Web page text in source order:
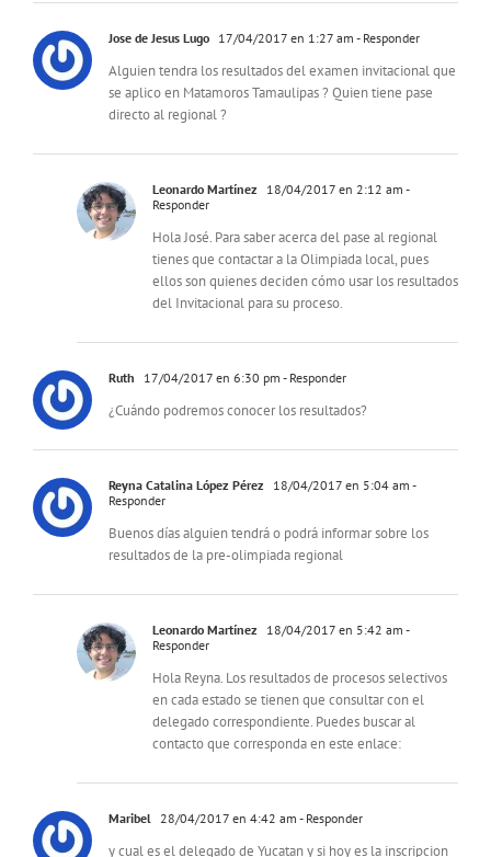
Jose de Jesus Lugo 17/04/2017 en 1:27 am - Responder
Alguien tendra los resultados del examen invitacional que
se aplico en Matamoros Tamaulipas ? Quien tiene pase
directo al regional ?
Leonardo Martínez 18/04/2017 en 2:12 am -
Responder
Hola José. Para saber acerca del pase al regional
tienes que contactar a la Olimpiada local, pues
ellos son quienes deciden cómo usar los resultados
del Invitacional para su proceso.
Ruth 17/04/2017 en 6:30 pm - Responder
¿Cuándo podremos conocer los resultados?
Reyna Catalina López Pérez 18/04/2017 en 5:04 am -
Responder
Buenos días alguien tendrá o podrá informar sobre los
resultados de la pre-olimpiada regional
Leonardo Martínez 18/04/2017 en 5:42 am -
Responder
Hola Reyna. Los resultados de procesos selectivos
en cada estado se tienen que consultar con el
delegado correspondiente. Puedes buscar al
contacto que corresponda en este enlace:
Maribel 28/04/2017 en 4:42 am - Responder
y cual es el delegado de Yucatan y si hoy es la inscripcion